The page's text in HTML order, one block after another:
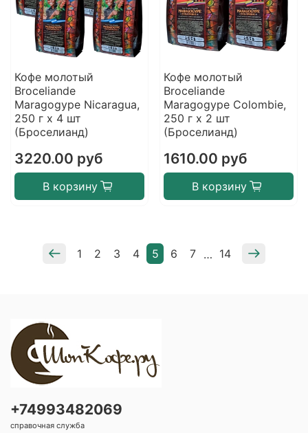
Кофе молотый
Broceliande
Maragogype Nicaragua,
250 г х 4 шт
(Броселианд)
3220.00 руб
В корзину
Кофе молотый
Broceliande
Maragogype Colombie,
250 г х 2 шт
(Броселианд)
1610.00 руб
В корзину
1 2 3 4 5 6 7 … 14
+74993482069
справочная служба